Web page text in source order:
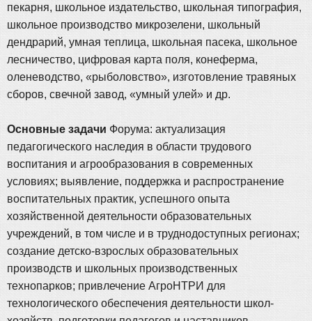
пекарня, школьное издательство, школьная типография,
школьное производство микрозелени, школьный
дендрарий, умная теплица, школьная пасека, школьное
лесничество, цифровая карта поля, конеферма,
оленеводство, «рыболовство», изготовление травяных
сборов, свечной завод, «умный улей» и др.
Основные задачи Форума: актуализация
педагогического наследия в области трудового
воспитания и агрообразования в современных
условиях; выявление, поддержка и распространение
воспитательных практик, успешного опыта
хозяйственной деятельности образовательных
учреждений, в том числе и в труднодоступных регионах;
создание детско-взрослых образовательных
производств и школьных производственных
технопарков; привлечение АгроНТРИ для
технологического обеспечения деятельности школ-